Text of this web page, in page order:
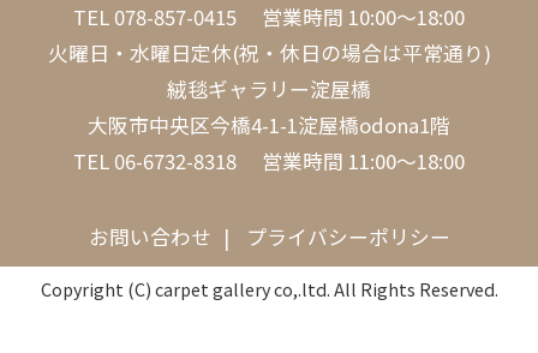
TEL 078-857-0415 営業時間 10:00～18:00
火曜日・水曜日定休(祝・休日の場合は平常通り)
絨毯ギャラリー淀屋橋
大阪市中央区今橋4-1-1淀屋橋odona1階
TEL 06-6732-8318 営業時間 11:00～18:00
お問い合わせ プライバシーポリシー
Copyright (C) carpet gallery co,.ltd. All Rights Reserved.